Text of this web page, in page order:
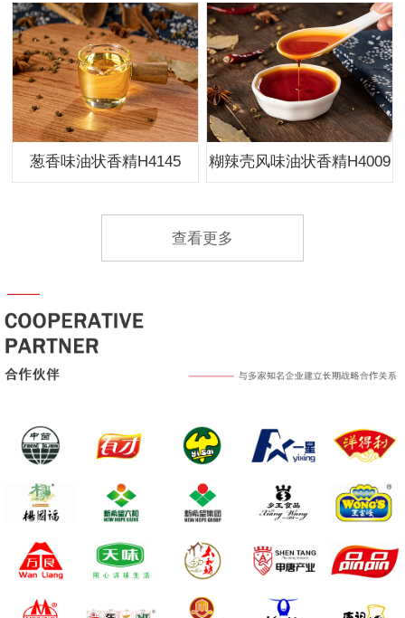
葱香味油状香精H4145 糊辣壳风味油状香精H4009
查看更多